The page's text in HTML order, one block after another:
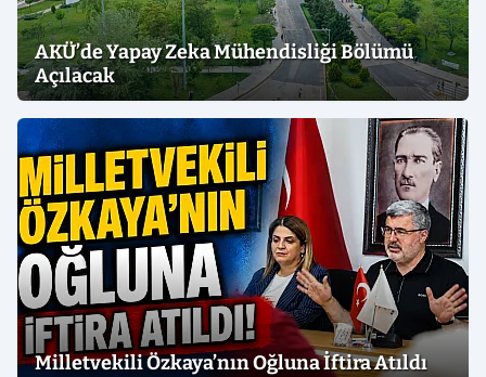
AKÜ’de Yapay Zeka Mühendisliği Bölümü
Açılacak
Milletvekili Özkaya’nın Oğluna İftira Atıldı